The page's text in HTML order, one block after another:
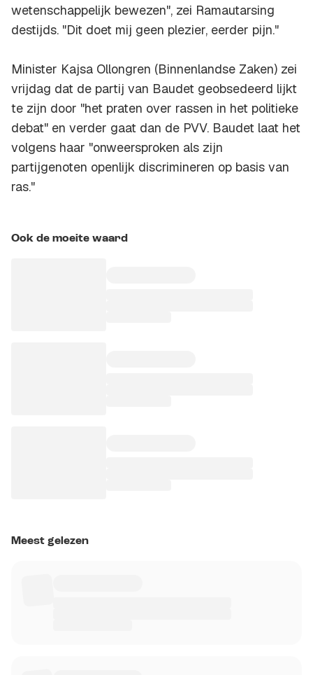
wetenschappelijk bewezen", zei Ramautarsing
destijds. "Dit doet mij geen plezier, eerder pijn."
Minister Kajsa Ollongren (Binnenlandse Zaken) zei
vrijdag dat de partij van Baudet geobsedeerd lijkt
te zijn door "het praten over rassen in het politieke
debat" en verder gaat dan de PVV. Baudet laat het
volgens haar "onweersproken als zijn
partijgenoten openlijk discrimineren op basis van
ras."
Ook de moeite waard
Meest gelezen